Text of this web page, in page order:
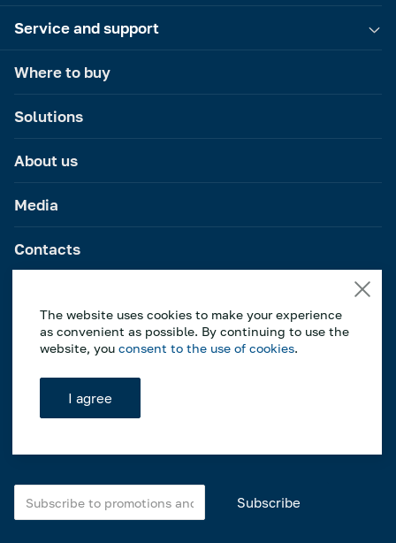
Service and support
Where to buy
Solutions
About us
Media
Contacts
+7 (495) 120-22-
The website uses cookies to make your experience
as convenient as possible. By continuing to use the
website, you consent to the use of cookies.
I agree